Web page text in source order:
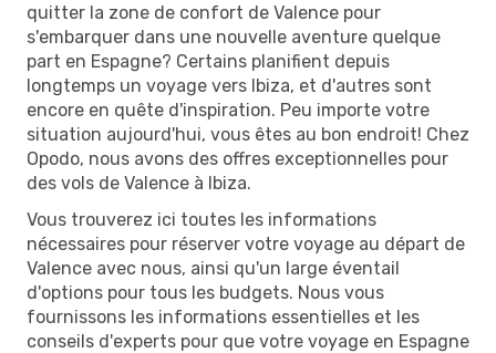
quitter la zone de confort de Valence pour
s'embarquer dans une nouvelle aventure quelque
part en Espagne? Certains planifient depuis
longtemps un voyage vers Ibiza, et d'autres sont
encore en quête d'inspiration. Peu importe votre
situation aujourd'hui, vous êtes au bon endroit! Chez
Opodo, nous avons des offres exceptionnelles pour
des vols de Valence à Ibiza.
Vous trouverez ici toutes les informations
nécessaires pour réserver votre voyage au départ de
Valence avec nous, ainsi qu'un large éventail
d'options pour tous les budgets. Nous vous
fournissons les informations essentielles et les
conseils d'experts pour que votre voyage en Espagne